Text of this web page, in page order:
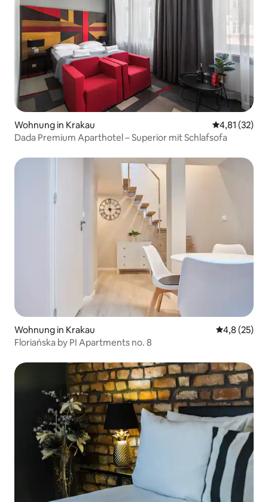
Wohnung in Krakau
4,81 (32)
Dada Premium Aparthotel – Superior mit Schlafsofa
Wohnung in Krakau
4,8 (25)
Floriańska by PI Apartments no. 8